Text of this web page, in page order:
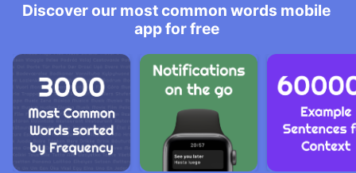
Discover our most common words mobile
app for free